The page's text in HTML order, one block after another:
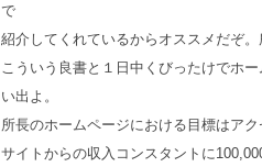
で
紹介してくれているからオススメだぞ。
こういう良書と１日中くびったけでホ
い出よ。
所長のホームページにおける目標はアク
サイトからの収入コンスタントに